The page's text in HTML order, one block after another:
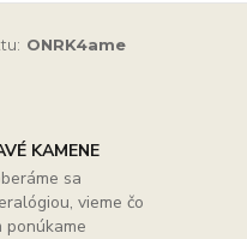
ONRK4ame
KAMENE
sa
vieme čo
ponúkame